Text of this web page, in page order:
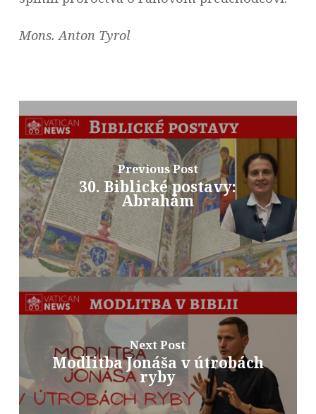
Mons. Anton Tyrol
Previous Post
30. Biblické postavy:
Abrahám
Next Post
Modlitba Jonáša v útrobách
ryby